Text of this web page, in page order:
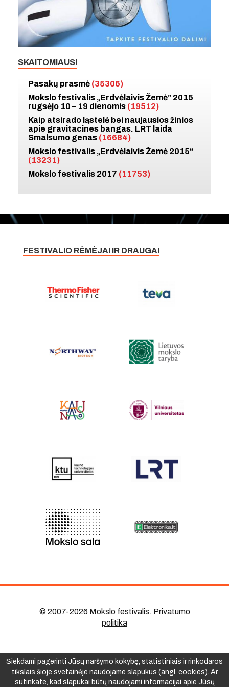
SKAITOMIAUSI
Pasakų prasmė (35306)
Mokslo festivalis „Erdvėlaivis Žemė” 2015
rugsėjo 10 – 19 dienomis (19512)
Kaip atsirado ląstelė bei naujausios žinios
apie gravitacines bangas. LRT laida
Smalsumo genas (16684)
Mokslo festivalis „Erdvėlaivis Žemė 2015“
(13231)
Mokslo festivalis 2017 (11753)
FESTIVALIO RĖMĖJAI IR DRAUGAI
© 2007-2026 Mokslo festivalis. Privatumo
politika
Siekdami pagerinti Jūsų naršymo kokybę, statistiniais ir rinkodaros
tikslais šioje svetainėje naudojame slapukus (angl. cookies). Ar
sutinkate, kad slapukai būtų naudojami informacijai apie Jūsų